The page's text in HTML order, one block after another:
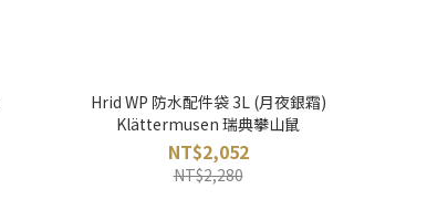
Hrid WP 防水配件袋 3L (月夜銀霜)
Klättermusen 瑞典攀山鼠
NT$2,052
NT$2,280